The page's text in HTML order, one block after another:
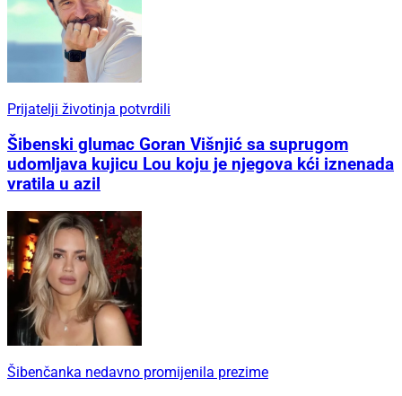
Prijatelji životinja potvrdili
Šibenski glumac Goran Višnjić sa suprugom
udomljava kujicu Lou koju je njegova kći iznenada
vratila u azil
Šibenčanka nedavno promijenila prezime